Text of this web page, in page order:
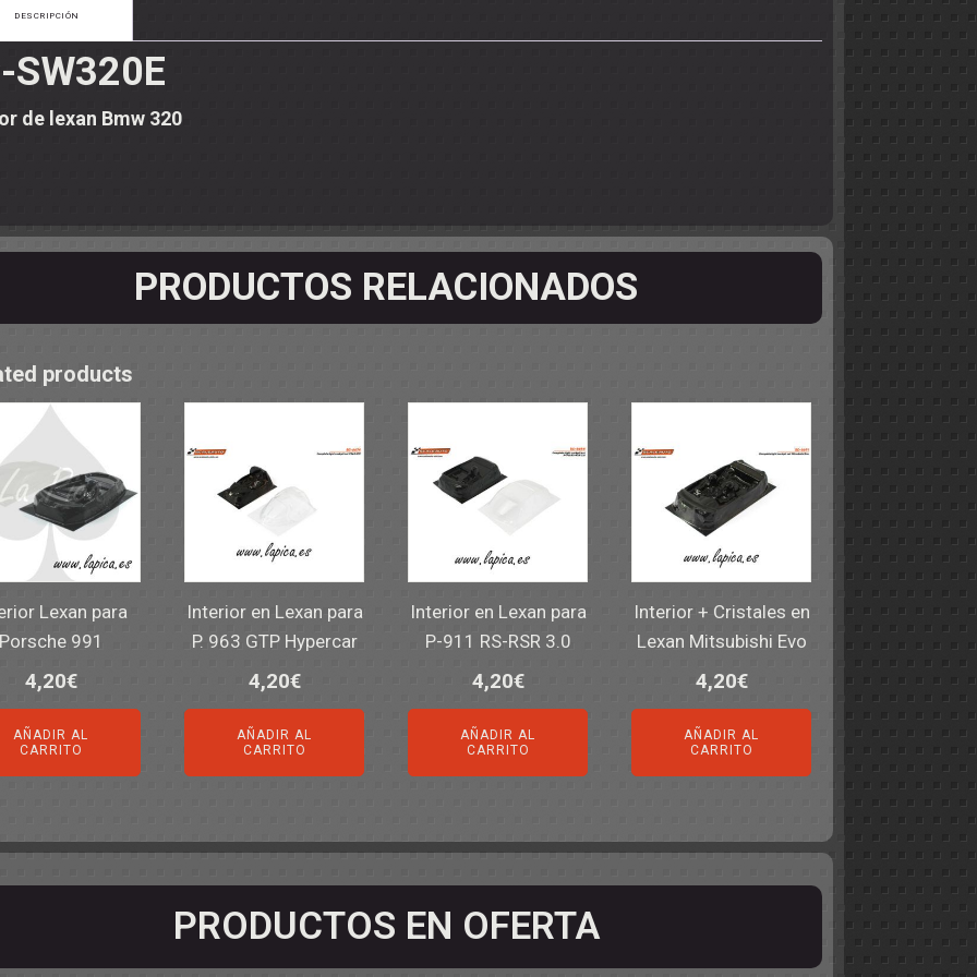
DESCRIPCIÓN
SW320E
de lexan Bmw 320
PRODUCTOS RELACIONADOS
products
Lexan para
991
4,20€
AÑADIR AL
CARRITO
Interior en Lexan para
P. 963 GTP Hypercar
4,20€
AÑADIR AL
CARRITO
Interior en Lexan para
P-911 RS-RSR 3.0
4,20€
AÑADIR AL
CARRITO
Interior + Cristales en
Lexan Mitsubishi Evo
4,20€
AÑADIR AL
CARRITO
PRODUCTOS EN OFERTA